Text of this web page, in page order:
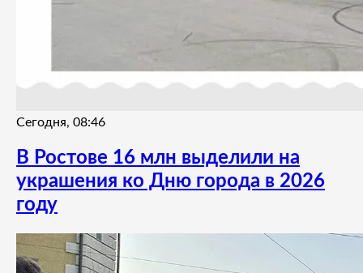
Сегодня, 08:46
В Ростове 16 млн выделили на
украшения ко Дню города в 2026
году